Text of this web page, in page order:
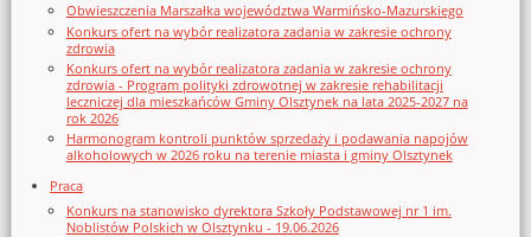
Obwieszczenia Marszałka województwa Warmińsko-Mazurskiego
Konkurs ofert na wybór realizatora zadania w zakresie ochrony
zdrowia
Konkurs ofert na wybór realizatora zadania w zakresie ochrony
zdrowia - Program polityki zdrowotnej w zakresie rehabilitacji
leczniczej dla mieszkańców Gminy Olsztynek na lata 2025-2027 na
rok 2026
Harmonogram kontroli punktów sprzedaży i podawania napojów
alkoholowych w 2026 roku na terenie miasta i gminy Olsztynek
Praca
Konkurs na stanowisko dyrektora Szkoły Podstawowej nr 1 im.
Noblistów Polskich w Olsztynku - 19.06.2026